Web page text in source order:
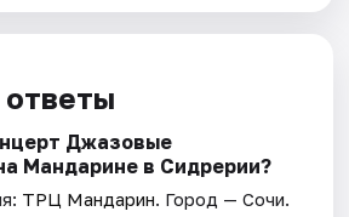
Джазовые
Мандарине в Сидрерии?
ТРЦ Мандарин. Город — Сочи.